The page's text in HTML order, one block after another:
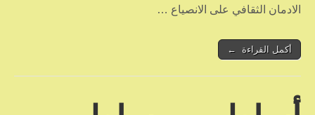
الادمان الثقافي على الانصياع …
أكمل القراءة ←